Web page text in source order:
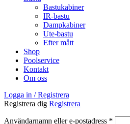
Bastukabiner
IR-bastu
Dampkabiner
Ute-bastu
Efter mått
Shop
Poolservice
Kontakt
Om oss
Logga in / Registrera
Registrera dig Registrera
Användarnamn eller e-postadress *